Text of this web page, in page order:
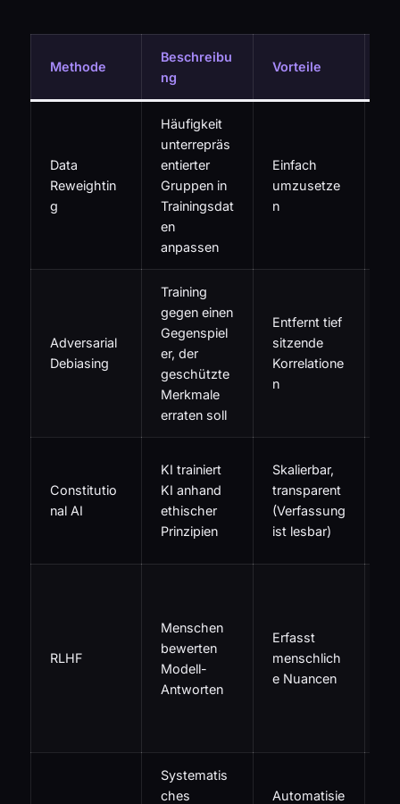
Methode
Beschreibu
ng
Vorteile
Data
Reweightin
g
Häufigkeit
unterrepräs
entierter
Gruppen in
Trainingsdat
en
anpassen
Einfach
umzusetze
n
Adversarial
Debiasing
Training
gegen einen
Gegenspiel
er, der
geschützte
Merkmale
erraten soll
Entfernt tief
sitzende
Korrelatione
n
Constitutio
nal AI
KI trainiert
KI anhand
ethischer
Prinzipien
Skalierbar,
transparent
(Verfassung
ist lesbar)
RLHF
Menschen
bewerten
Modell-
Antworten
Erfasst
menschlich
e Nuancen
Systematis
ches
Automatisie